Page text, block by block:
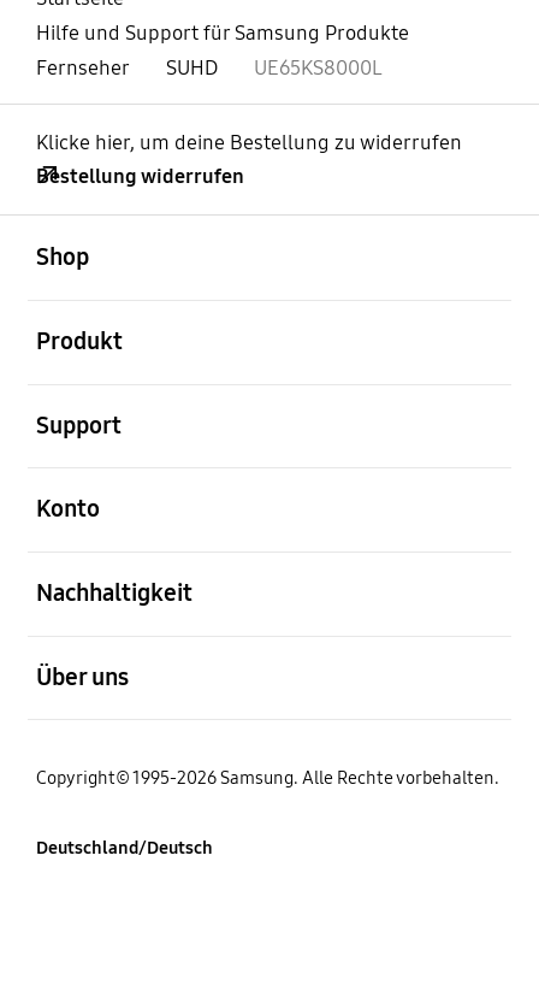
Hilfe und Support für Samsung Produkte
Fernseher
SUHD UE65KS8000L
Klicke hier, um deine Bestellung zu widerrufen
Bestellung widerrufen
Shop
Produkt
Support
Konto
Nachhaltigkeit
Über uns
Copyright© 1995-2026 Samsung. Alle Rechte vorbehalten.
Deutschland/Deutsch